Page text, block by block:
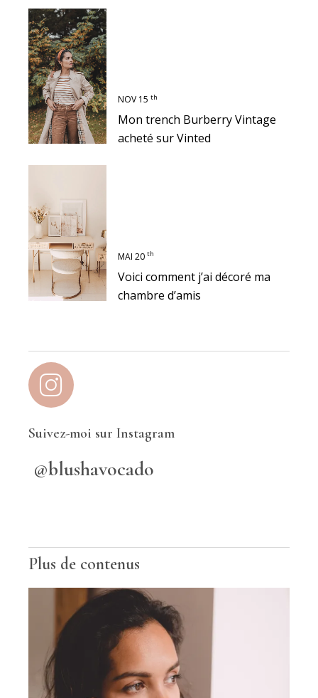
NOV 15 th
Mon trench Burberry Vintage
acheté sur Vinted
MAI 20 th
Voici comment j’ai décoré ma
chambre d’amis
Suivez-moi sur Instagram
@blushavocado
Plus de contenus